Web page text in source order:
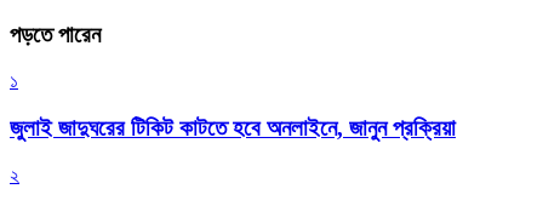
পড়তে পারেন
১
জুলাই জাদুঘরের টিকিট কাটতে হবে অনলাইনে, জানুন প্রক্রিয়া
২